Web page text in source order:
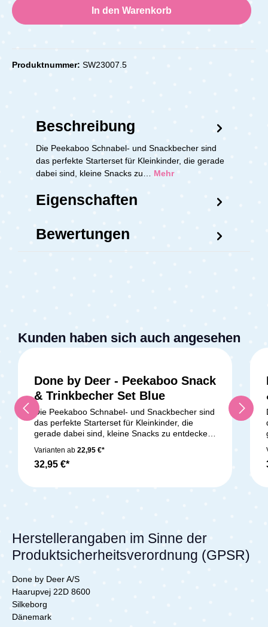
In den Warenkorb
Produktnummer: SW23007.5
Beschreibung
Die Peekaboo Schnabel- und Snackbecher sind
das perfekte Starterset für Kleinkinder, die gerade
dabei sind, kleine Snacks zu… Mehr
Eigenschaften
Bewertungen
Kunden haben sich auch angesehen
Done by Deer - Peekaboo Snack
& Trinkbecher Set Blue
Die Peekaboo Schnabel- und Snackbecher sind
das perfekte Starterset für Kleinkinder, die
gerade dabei sind, kleine Snacks zu entdecken
Dieses Set ist spülmaschinenfest und kann
sicher in Ofen, Mikrowelle und Tiefkühler
ermöglicht es Kindern, schnell und einfach an
Getränken und ist mit seinen zwei Henkeln
leicht zu greifen. Das entzückende blaue
Becherset mit der niedlichen Giraffe und dem
Silikon, ist bruchsicher, rutschfest und einfach
zu greifen. Lass deine Kleinen mit diesem Set
spielerisch ihre Selbstständigkeit beim Essen
und Trinken entwickeln!Lieferumfang:Silikon
Varianten ab 22,95 €*
32,95 €*
Herstellerangaben im Sinne der
Produktsicherheitsverordnung (GPSR)
Done by Deer A/S
Haarupvej 22D 8600
Silkeborg
Dänemark